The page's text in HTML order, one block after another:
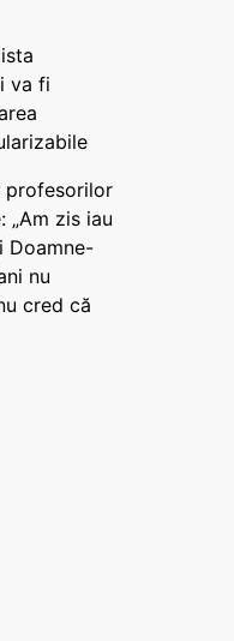
va fi
profesorilor
„Am zis iau
Doamne-
nu
cred că